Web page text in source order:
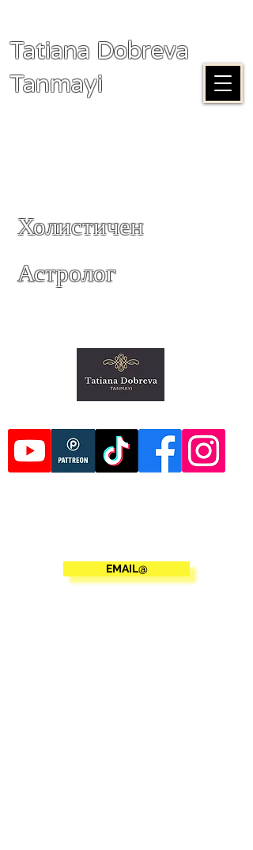
Tatiana Dobreva
Tanmayi
EMAIL@
Холистичен
Астролог